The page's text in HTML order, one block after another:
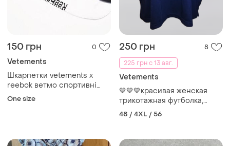
150 грн 0
Vetements
Шкарпетки vetements x
reebok ветмо спортивні
носки
One size
250 грн
8
225 грн с 13 авг.
Vetements
💙💙💙красивая женская
трикотажная футболка,
блузка со стразами made in
vietnam💙💙💙
48 / 4XL / 56